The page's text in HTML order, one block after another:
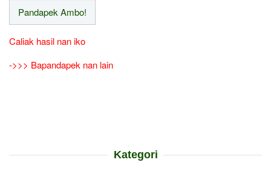
Caliak hasil nan iko
->>> Bapandapek nan lain
Kategori